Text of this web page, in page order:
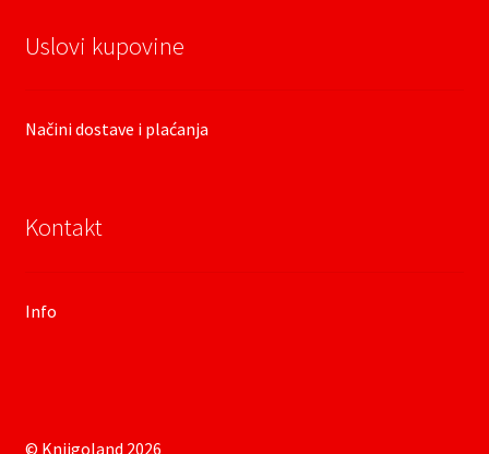
Uslovi kupovine
Načini dostave i plaćanja
Kontakt
Info
© Knjigoland 2026